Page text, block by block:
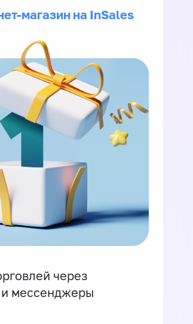
магазин на InSales
через
и мессенджеры